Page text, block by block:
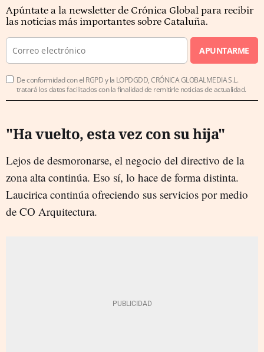
Apúntate a la newsletter de Crónica Global para recibir
las noticias más importantes sobre Cataluña.
APUNTARME
De conformidad con el RGPD y la LOPDGDD, CRÓNICA GLOBALMEDIA S.L.
tratará los datos facilitados con la finalidad de remitirle noticias de actualidad.
"Ha vuelto, esta vez con su hija"
Lejos de desmoronarse, el negocio del directivo de la
zona alta continúa. Eso sí, lo hace de forma distinta.
Laucirica continúa ofreciendo sus servicios por medio
de CO Arquitectura.